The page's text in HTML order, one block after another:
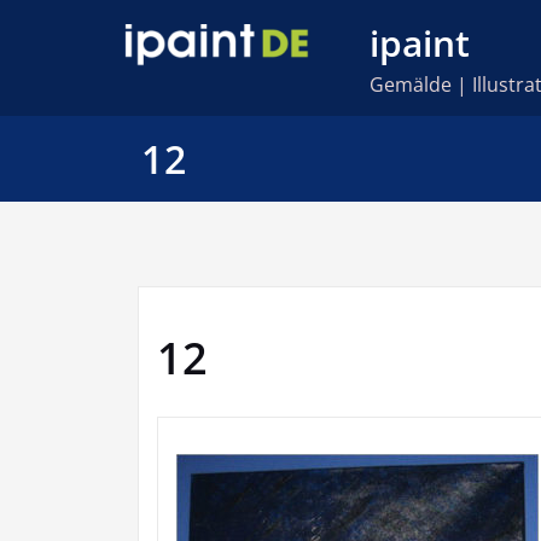
ipaint
Gemälde |
12
12